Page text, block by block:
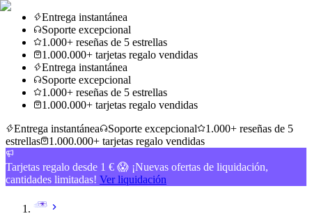
Entrega instantánea
Soporte excepcional
1.000+ reseñas de 5 estrellas
1.000.000+ tarjetas regalo vendidas
Entrega instantánea
Soporte excepcional
1.000+ reseñas de 5 estrellas
1.000.000+ tarjetas regalo vendidas
Entrega instantánea
Soporte excepcional
1.000+ reseñas de 5
estrellas
1.000.000+ tarjetas regalo vendidas
Tarjetas regalo desde 1 € 😱 ¡Nuevas ofertas de liquidación,
cantidades limitadas! Ver liquidación